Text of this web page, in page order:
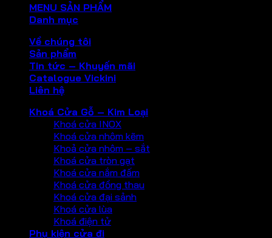
MENU SẢN PHẨM
Danh mục
Về chúng tôi
Sản phẩm
Tin tức – Khuyến mãi
Catalogue Vickini
Liên hệ
Khoá Cửa Gỗ – Kim Loại
Khoá cửa INOX
Khoá cửa nhôm kẽm
Khoả cửa nhôm – sắt
Khoá cửa tròn gạt
Khoá cửa nắm đấm
Khoá cửa đồng thau
Khoá cửa đại sảnh
Khoá cửa lùa
Khoá điện tử
Phụ kiện cửa đi